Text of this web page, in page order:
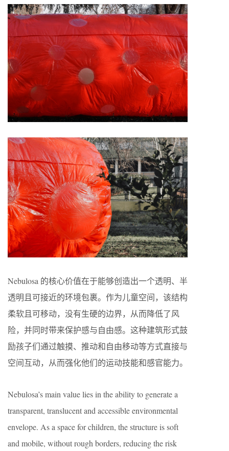
Nebulosa 的核心价值在于能够创造出一个透明、半
透明且可接近的环境包裹。作为儿童空间，该结构
柔软且可移动，没有生硬的边界，从而降低了风
险，并同时带来保护感与自由感。这种建筑形式鼓
励孩子们通过触摸、推动和自由移动等方式直接与
空间互动，从而强化他们的运动技能和感官能力。
Nebulosa’s main value lies in the ability to generate a
transparent, translucent and accessible environmental
envelope. As a space for children, the structure is soft
and mobile, without rough borders, reducing the risk